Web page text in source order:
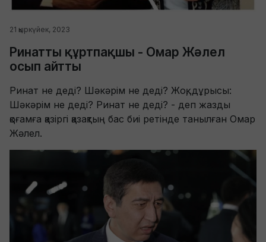
21 қыркүйек, 2023
Ринатты құртпақшы - Омар Жәлел
осып айтты
Ринат не деді? Шәкәрім не деді? Жоқ, дұрысы:
Шәкәрім не деді? Ринат не деді? - деп жазды
қоғамға қазіргі қазақтың бас биі ретінде танылған Омар
Жәлел.